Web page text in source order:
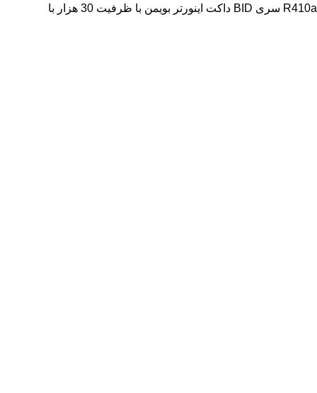
R410a سری BID داکت اینورتر بویمن با ظرفیت 30 هزار با